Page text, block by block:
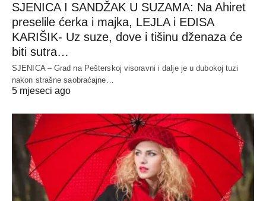
SJENICA I SANDŽAK U SUZAMA: Na Ahiret
preselile ćerka i majka, LEJLA i EDISA
KARIŠIK- Uz suze, dove i tišinu dženaza će
biti sutra…
SJENICA – Grad na Pešterskoj visoravni i dalje je u dubokoj tuzi
nakon strašne saobraćajne…
5 mjeseci ago